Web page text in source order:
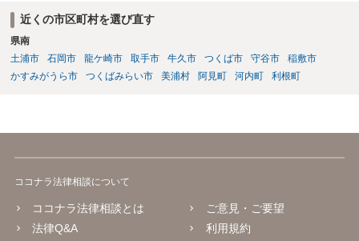
近くの市区町村を選び直す
県南
土浦市
石岡市 龍ケ崎市 取手市 牛久市 つくば市 守谷市
稲敷市
かすみがうら市
つくばみらい市 美浦村 阿見町 河内町 利根町
ココナラ法律相談について
ココナラ法律相談とは
法律Q&A
ご意見・ご要望
利用規約